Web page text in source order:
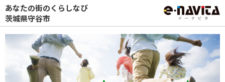
あなたの街のくらしなび
茨城県守谷市